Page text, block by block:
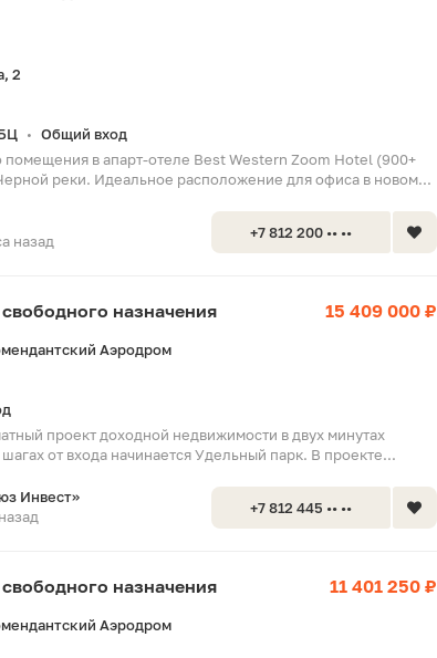
2
• Общий вход
в апарт-отеле Best Western Zoom Hotel (900+
реки. Идеальное расположение для офиса в новом...
назад +7 812 200 •• ••
назначения 15 409 000 ₽
Аэродром
проект доходной недвижимости в двух минутах
от входа начинается Удельный парк. В проекте...
Инвест»
+7 812 445 •• ••
назначения 11 401 250 ₽
Аэродром